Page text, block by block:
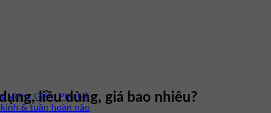
Viêm, Giảm Phù Nề
& tuần hoàn não
liều dùng, giá bao nhiêu?